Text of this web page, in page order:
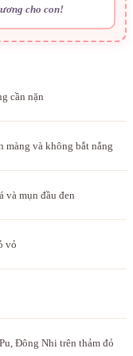
cho con!
cần nặn
màng và không bắt nắng
và mụn đầu đen
vỏ
Đông Nhi trên thảm đỏ